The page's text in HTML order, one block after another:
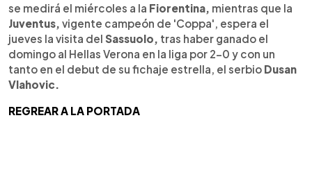
se medirá el miércoles a la Fiorentina, mientras que la
Juventus, vigente campeón de 'Coppa', espera el
jueves la visita del Sassuolo, tras haber ganado el
domingo al Hellas Verona en la liga por 2-0 y con un
tanto en el debut de su fichaje estrella, el serbio Dusan
Vlahovic.
REGREAR A LA PORTADA